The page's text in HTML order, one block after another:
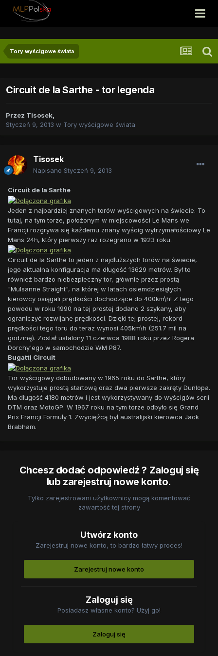
Tory wyścigowe świata
Circuit de la Sarthe - tor legenda
Przez Tisosek,
Styczeń 9, 2013 w Tory wyścigowe świata
Tisosek
Napisano Styczeń 9, 2013
Circuit de la Sarthe
Jeden z najbardziej znanych torów wyścigowych na świecie. To
tutaj, na tym torze, położonym w miejscowości Le Mans we
Francji rozgrywa się każdemu znany wyścig wytrzymałościowy Le
Mans 24h, który pierwszy raz rozegrano w 1923 roku.
Circuit de la Sarthe to jeden z najdłuższych torów na świecie,
jego aktualna konfiguracja ma długość 13629 metrów. Był to
również bardzo niebezpieczny tor, głównie przez prostą
"Mulsanne Straight", na której w latach osiemdziesiątych
kierowcy osiągali prędkości dochodzące do 400km\h! Z tego
powodu w roku 1990 na tej prostej dodano 2 szykany, aby
ograniczyć rozwijane prędkości. Dzięki tej prostej, rekord
prędkości tego toru do teraz wynosi 405km\h (251.7 mil na
godzinę). Został ustalony 11 czerwca 1988 roku przez Rogera
Dorchy'ego w samochodzie WM P87.
Bugatti Circuit
Tor wyścigowy dobudowany w 1965 roku do Sarthe, który
wykorzystuje prostą startową oraz dwa pierwsze zakręty Dunlopa.
Ma długość 4180 metrów i jest wykorzystywany do wyścigów serii
DTM oraz MotoGP. W 1967 roku na tym torze odbyło się Grand
Prix Francji Formuły 1. Zwyciężcą był australijski kierowca Jack
Brabham.
Chcesz dodać odpowiedź ? Zaloguj się
lub zarejestruj nowe konto.
Tylko zarejestrowani użytkownicy mogą komentować
zawartość tej strony
Utwórz konto
Zarejestruj nowe konto, to bardzo łatwy proces!
Zarejestruj nowe konto
Zaloguj się
Posiadasz własne konto? Użyj go!
Zaloguj się